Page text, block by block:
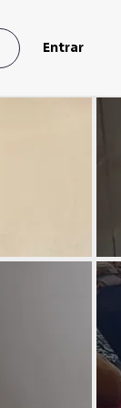
Entrar